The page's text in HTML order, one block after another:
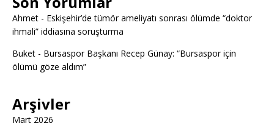
Ahmet - Eskişehir’de tümör ameliyatı sonrası ölümde “doktor
ihmali” iddiasına soruşturma
Buket - Bursaspor Başkanı Recep Günay: “Bursaspor için
ölümü göze aldım”
Arşivler
Mart 2026